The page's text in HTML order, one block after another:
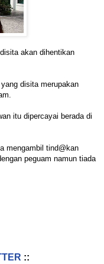
akan dihentikan
disita merupakan
itu dipercayai berada di
mengambil tind@kan
peguam namun tiada
::